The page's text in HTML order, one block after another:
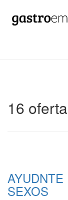
16
SEXOS